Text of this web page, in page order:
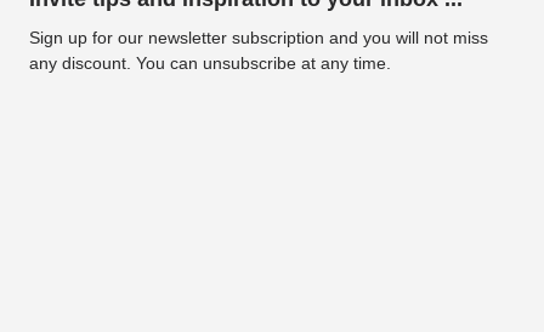
Sign up for our newsletter subscription and you will not miss
any discount. You can unsubscribe at any time.